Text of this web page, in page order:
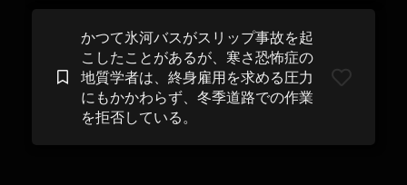
かつて氷河バスがスリップ事故を起
こしたことがあるが、寒さ恐怖症の
地質学者は、終身雇用を求める圧力
にもかかわらず、冬季道路での作業
を拒否している。